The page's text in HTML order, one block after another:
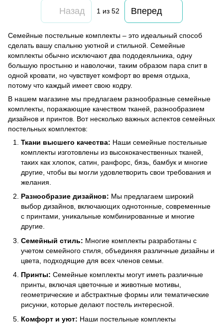
Назад 1 из 52 Вперед
Семейные постельные комплекты – это идеальный способ
сделать вашу спальню уютной и стильной. Семейные
комплекты обычно исключают два пододеяльника, одну
большую простыню и наволочки, таким образом пара спит в
одной кровати, но чувствует комфорт во время отдыха,
потому что каждый имеет свою кодру.
В нашем магазине мы предлагаем разнообразные семейные
комплекты, поражающие качеством тканей, разнообразием
дизайнов и принтов. Вот несколько важных аспектов семейных
постельных комплектов:
Ткани высшего качества: Наши семейные постельные
комплекты изготовлены из высококачественных тканей,
таких как хлопок, сатин, ранфорс, бязь, бамбук и многие
другие, чтобы вы могли удовлетворить свои требования и
желания.
Разнообразие дизайнов: Мы предлагаем широкий
выбор дизайнов, включающих однотонные, современные
с принтами, уникальные комбинированные и многие
другие.
Семейный стиль: Многие комплекты разработаны с
учетом семейного стиля, объединяя различные дизайны и
цвета, подходящие для всех членов семьи.
Принты: Семейные комплекты могут иметь различные
принты, включая цветочные и животные мотивы,
геометрические и абстрактные формы или тематические
рисунки, которые делают постель интересной.
Комфорт и уют: Наши постельные комплекты